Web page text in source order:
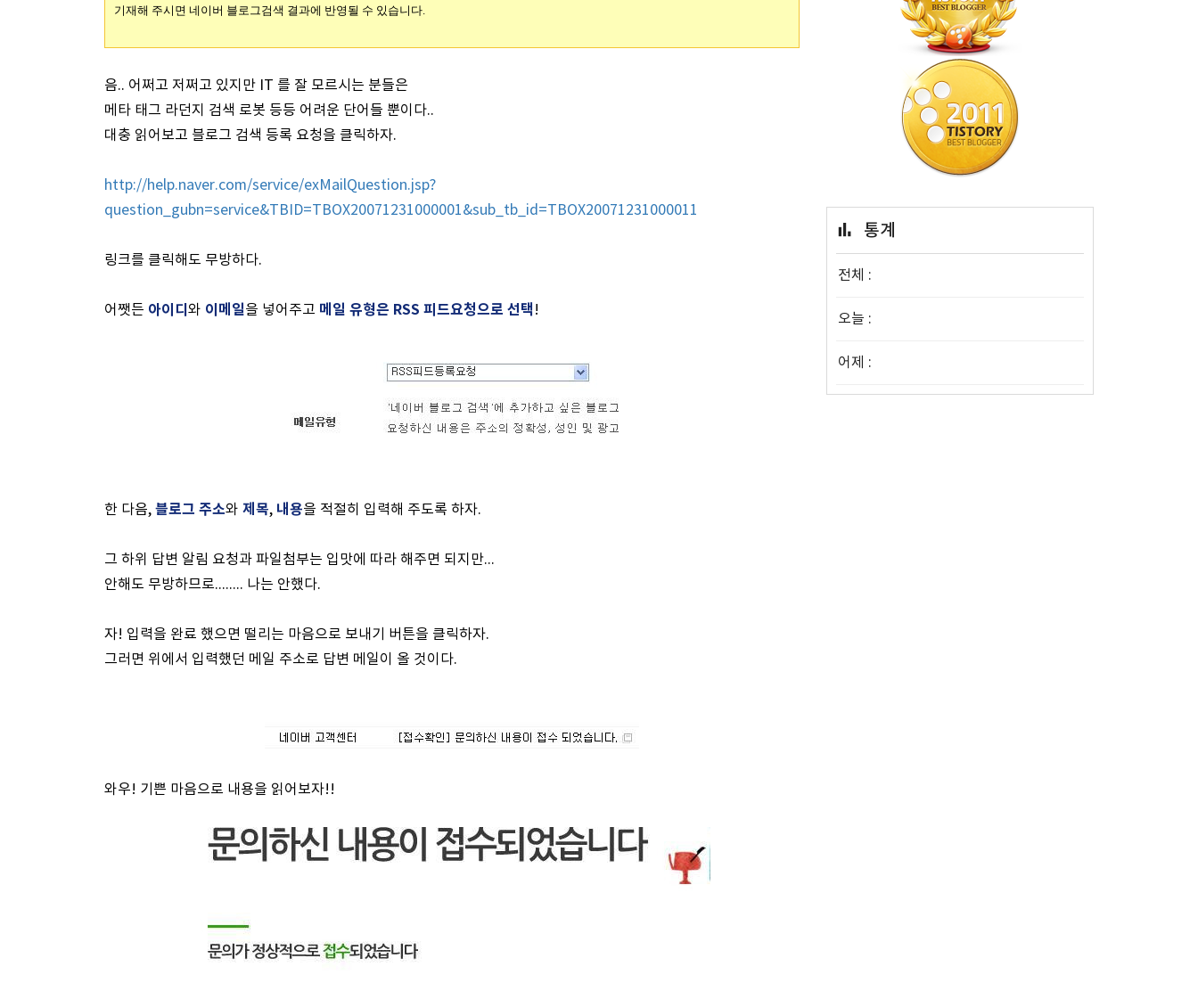
기재해 주시면 네이버 블로그검색 결과에 반영될 수 있습니다.
음.. 어쩌고 저쩌고 있지만 IT 를 잘 모르시는 분들은
메타 태그 라던지 검색 로봇 등등 어려운 단어들 뿐이다..
대충 읽어보고 블로그 검색 등록 요청을 클릭하자.
http://help.naver.com/service/exMailQuestion.jsp?
question_gubn=service&TBID=TBOX20071231000001&sub_tb_id=TBOX20071231000011
링크를 클릭해도 무방하다.
어쨋든 아이디 와 이메일을 넣어주고 메일 유형은 RSS 피드요청으로 선택 !
한 다음, 블로그 주소와 제목, 내용을 적절히 입력해 주도록 하자.
그 하위 답변 알림 요청과 파일첨부는 입맛에 따라 해주면 되지만...
안해도 무방하므로........ 나는 안했다.
자! 입력을 완료 했으면 떨리는 마음으로 보내기 버튼을 클릭하자.
그러면 위에서 입력했던 메일 주소로 답변 메일이 올 것이다.
와우! 기쁜 마음으로 내용을 읽어보자!!
통계
전체 :
오늘 :
어제 :